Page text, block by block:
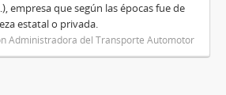
empresa que según las épocas fue de
estatal o privada.
Administradora del Transporte Automotor